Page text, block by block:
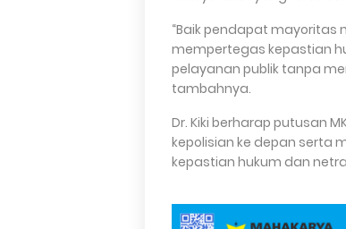
“Baik pendapat
mempertegas kepastian
pelayanan publik tanpa
tambahnya.
Dr. Kiki berharap putusan
kepolisian ke depan serta
kepastian hukum dan